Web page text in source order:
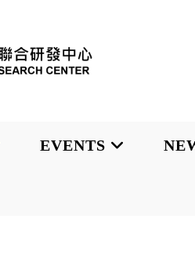
EVENTS